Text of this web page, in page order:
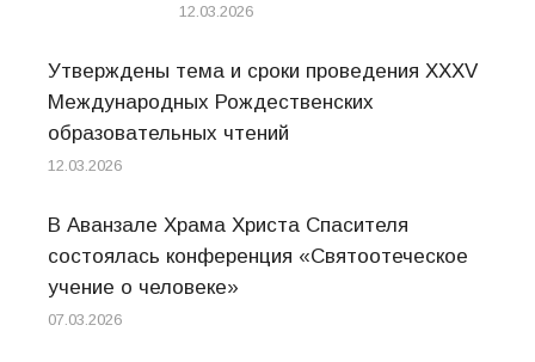
12.03.2026
Утверждены тема и сроки проведения XXXV
Международных Рождественских
образовательных чтений
12.03.2026
В Аванзале Храма Христа Спасителя
состоялась конференция «Святоотеческое
учение о человеке»
07.03.2026